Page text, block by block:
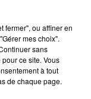
4h24
4h24
fermer", ou affiner en
mes choix".
sans
ce site. Vous
à tout
de chaque page.